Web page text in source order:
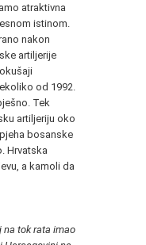
atraktivna
istinom.
nakon
artiljerije
od 1992.
Tek
artiljeriju oko
bosanske
Hrvatska
a kamoli da
na tok rata imao